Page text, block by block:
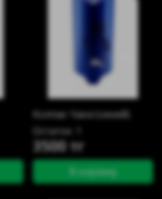
Колпак Чаки (синий)
Остаток: 1
3500 тг
В корзину